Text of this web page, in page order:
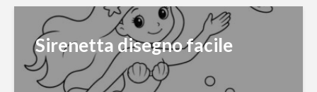
Sirenetta disegno facile